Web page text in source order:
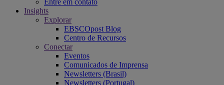
Entre em contato
Insights
Explorar
EBSCOpost Blog
Centro de Recursos
Conectar
Eventos
Comunicados de Imprensa
Newsletters (Brasil)
Newsletters (Portugal)